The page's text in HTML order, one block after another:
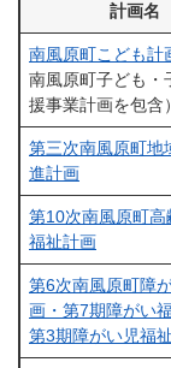
計画名
南風原町こども計
南風原町子ども・
援事業計画を包含）
第三次南風原町地
進計画
第10次南風原町高
福祉計画
第6次南風原町障
画・第7期障がい
第3期障がい児福